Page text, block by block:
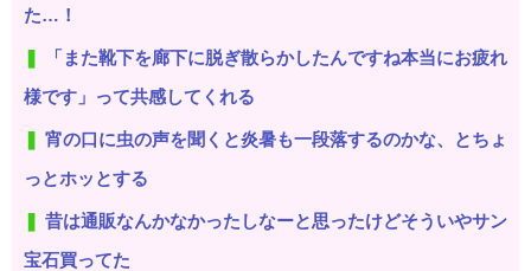
た…！
「また靴下を廊下に脱ぎ散らかしたんですね本当にお疲れ
様です」って共感してくれる
宵の口に虫の声を聞くと炎暑も一段落するのかな、とちょ
っとホッとする
昔は通販なんかなかったしなーと思ったけどそういやサン
宝石買ってた